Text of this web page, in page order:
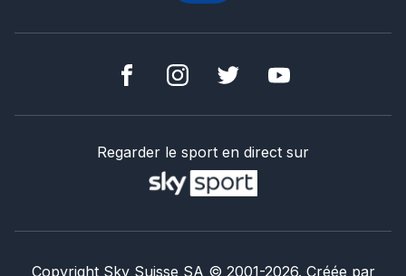
Regarder le sport en direct sur
Copyright Sky Suisse SA © 2001-2026. Créée par